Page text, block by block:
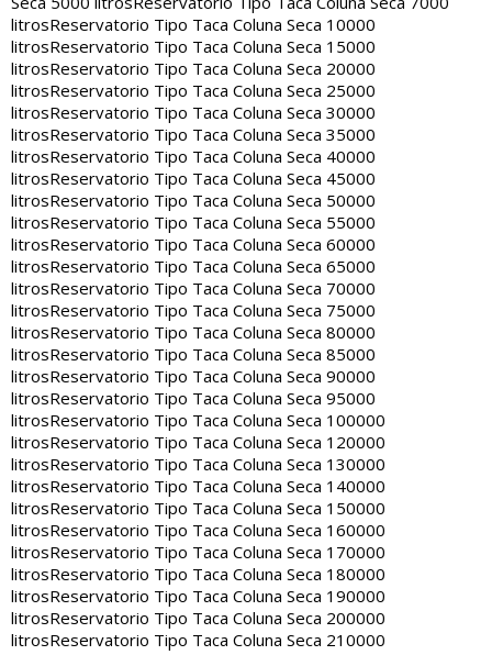
litrosReservatorio Tipo Taca Coluna Seca 10000
litrosReservatorio Tipo Taca Coluna Seca 15000
litrosReservatorio Tipo Taca Coluna Seca 20000
litrosReservatorio Tipo Taca Coluna Seca 25000
litrosReservatorio Tipo Taca Coluna Seca 30000
litrosReservatorio Tipo Taca Coluna Seca 35000
litrosReservatorio Tipo Taca Coluna Seca 40000
litrosReservatorio Tipo Taca Coluna Seca 45000
litrosReservatorio Tipo Taca Coluna Seca 50000
litrosReservatorio Tipo Taca Coluna Seca 55000
litrosReservatorio Tipo Taca Coluna Seca 60000
litrosReservatorio Tipo Taca Coluna Seca 65000
litrosReservatorio Tipo Taca Coluna Seca 70000
litrosReservatorio Tipo Taca Coluna Seca 75000
litrosReservatorio Tipo Taca Coluna Seca 80000
litrosReservatorio Tipo Taca Coluna Seca 85000
litrosReservatorio Tipo Taca Coluna Seca 90000
litrosReservatorio Tipo Taca Coluna Seca 95000
litrosReservatorio Tipo Taca Coluna Seca 100000
litrosReservatorio Tipo Taca Coluna Seca 120000
litrosReservatorio Tipo Taca Coluna Seca 130000
litrosReservatorio Tipo Taca Coluna Seca 140000
litrosReservatorio Tipo Taca Coluna Seca 150000
litrosReservatorio Tipo Taca Coluna Seca 160000
litrosReservatorio Tipo Taca Coluna Seca 170000
litrosReservatorio Tipo Taca Coluna Seca 180000
litrosReservatorio Tipo Taca Coluna Seca 190000
litrosReservatorio Tipo Taca Coluna Seca 200000
litrosReservatorio Tipo Taca Coluna Seca 210000